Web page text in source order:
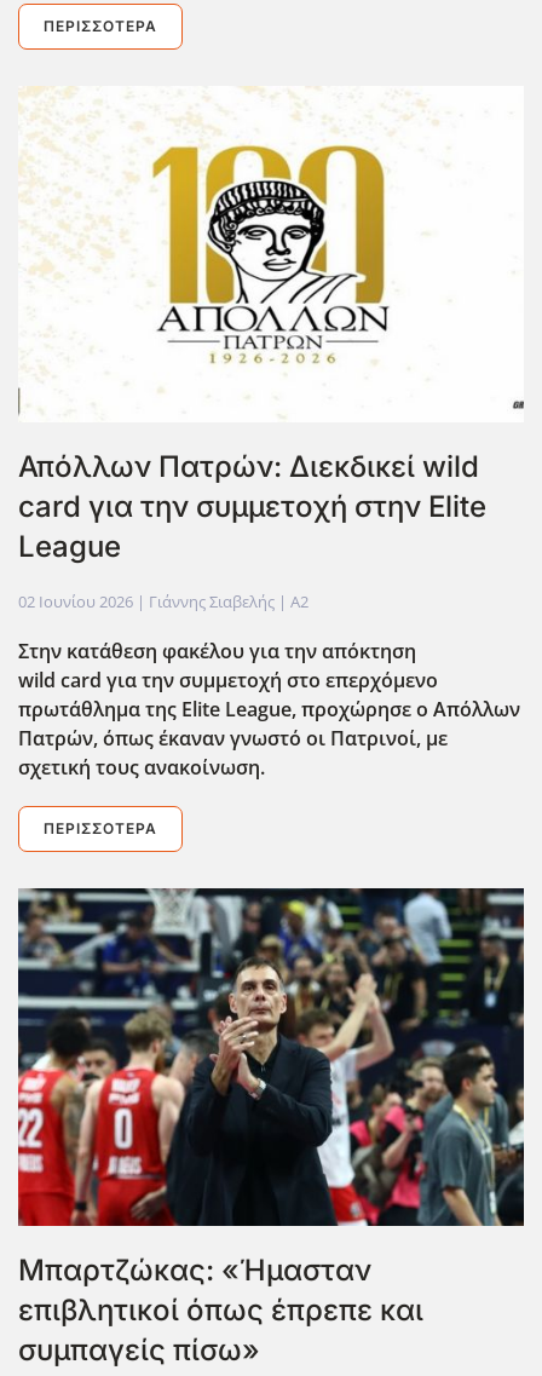
ΠΕΡΙΣΣΌΤΕΡΑ
Απόλλων Πατρών: Διεκδικεί wild
card για την συμμετοχή στην Elite
League
02 Ιουνίου 2026 | Γιάννης Σιαβελής | A2
Στην κατάθεση φακέλου για την απόκτηση
wild card για την συμμετοχή στο επερχόμενο
πρωτάθλημα της Elite League, προχώρησε ο Απόλλων
Πατρών, όπως έκαναν γνωστό οι Πατρινοί, με
σχετική τους ανακοίνωση.
ΠΕΡΙΣΣΌΤΕΡΑ
Μπαρτζώκας: «Ήμασταν
επιβλητικοί όπως έπρεπε και
συμπαγείς πίσω»